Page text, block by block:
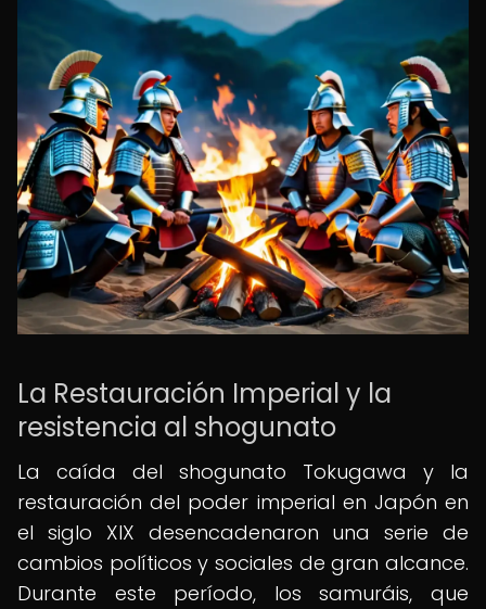
La Restauración Imperial y la
resistencia al shogunato
La caída del shogunato Tokugawa y la
restauración del poder imperial en Japón en
el siglo XIX desencadenaron una serie de
cambios políticos y sociales de gran alcance.
Durante este período, los samuráis, que